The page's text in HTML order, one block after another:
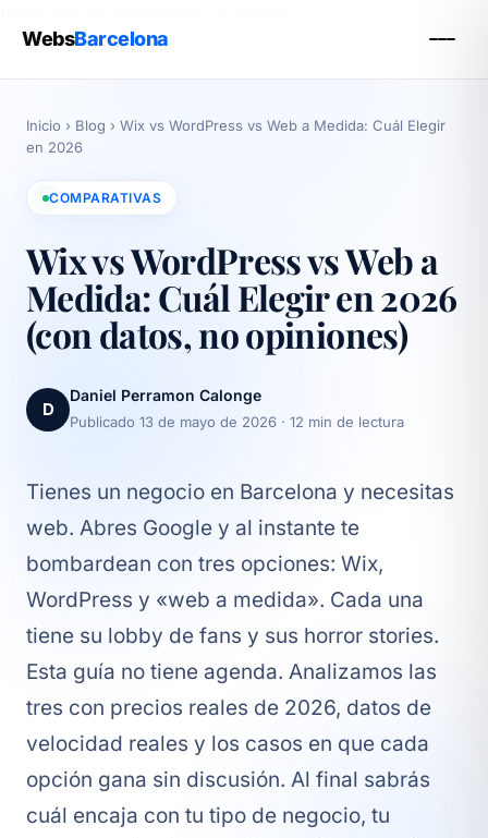
WebsBarcelona
Inicio › Blog › Wix vs WordPress vs Web a Medida: Cuál Elegir
en 2026
COMPARATIVAS
Wix vs WordPress vs Web a
Medida: Cuál Elegir en 2026
(con datos, no opiniones)
D
Daniel Perramon Calonge
Publicado 13 de mayo de 2026 · 12 min de lectura
Tienes un negocio en Barcelona y necesitas
web. Abres Google y al instante te
bombardean con tres opciones: Wix,
WordPress y «web a medida». Cada una
tiene su lobby de fans y sus horror stories.
Esta guía no tiene agenda. Analizamos las
tres con precios reales de 2026, datos de
velocidad reales y los casos en que cada
opción gana sin discusión. Al final sabrás
cuál encaja con tu tipo de negocio, tu